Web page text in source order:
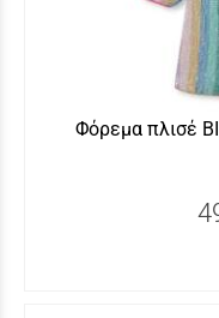
Φόρεμα πλισέ